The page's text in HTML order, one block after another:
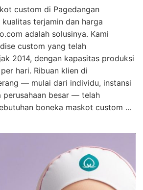
custom di Pagedangan
terjamin dan harga
adalah solusinya. Kami
custom yang telah
2014, dengan kapasitas produksi
hari. Ribuan klien di
— mulai dari individu, instansi
perusahaan besar — telah
boneka maskot custom …